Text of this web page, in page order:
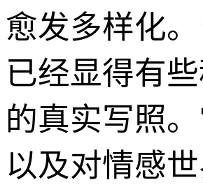
愈发多样化
已经显得有
的真实写照
以及对情感